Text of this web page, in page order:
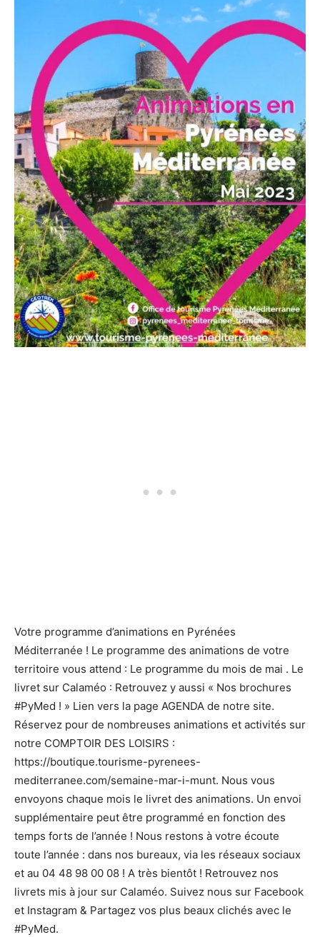
Votre programme d’animations en Pyrénées
Méditerranée ! Le programme des animations de votre
territoire vous attend : Le programme du mois de mai . Le
livret sur Calaméo : Retrouvez y aussi « Nos brochures
#PyMed ! » Lien vers la page AGENDA de notre site.
Réservez pour de nombreuses animations et activités sur
notre COMPTOIR DES LOISIRS :
https://boutique.tourisme-pyrenees-
mediterranee.com/semaine-mar-i-munt. Nous vous
envoyons chaque mois le livret des animations. Un envoi
supplémentaire peut être programmé en fonction des
temps forts de l’année ! Nous restons à votre écoute
toute l’année : dans nos bureaux, via les réseaux sociaux
et au 04 48 98 00 08 ! A très bientôt ! Retrouvez nos
livrets mis à jour sur Calaméo. Suivez nous sur Facebook
et Instagram & Partagez vos plus beaux clichés avec le
#PyMed.